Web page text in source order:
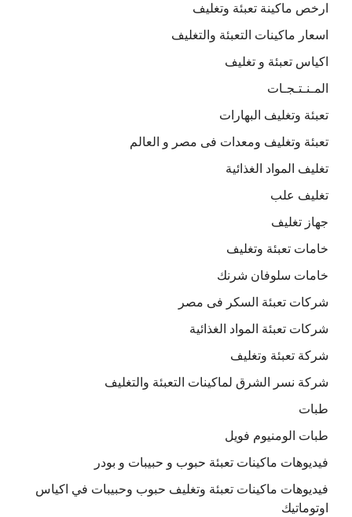
ارخص ماكينة تعبئة وتغليف
اسعار ماكينات التعبئة والتغليف
اكياس تعبئة و تغليف
المـنـتـجـات
تعبئة وتغليف البهارات
تعبئة وتغليف ومعدات فى مصر و العالم
تغليف المواد الغذائية
تغليف علب
جهاز تغليف
خامات تعبئة وتغليف
خامات سلوفان شرنك
شركات تعبئة السكر فى مصر
شركات تعبئة المواد الغذائية
شركة تعبئة وتغليف
شركة نسر الشرق لماكينات التعبئة والتغليف
طبات
طبات الومنيوم فويل
فيديوهات ماكينات تعبئة حبوب و حبيبات و بودر
فيديوهات ماكينات تعبئة وتغليف حبوب وحبيبات في اكياس
اوتوماتيك